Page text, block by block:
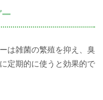
は雑菌の繁殖を抑え、臭
定期的に使うと効果的で